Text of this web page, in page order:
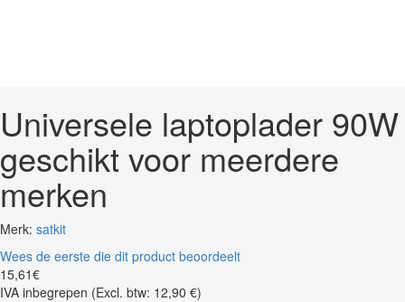
Universele laptoplader 90W
geschikt voor meerdere
merken
Merk: satkit
Wees de eerste die dit product beoordeelt
15,61€
IVA inbegrepen (Excl. btw: 12,90 €)